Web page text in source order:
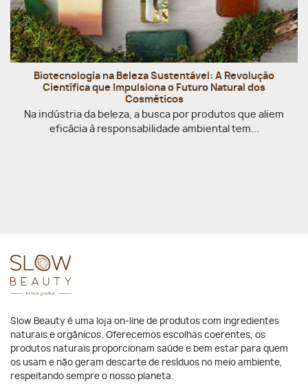
Biotecnologia na Beleza Sustentável: A Revolução
Científica que Impulsiona o Futuro Natural dos
Cosméticos
Na indústria da beleza, a busca por produtos que aliem
eficácia à responsabilidade ambiental tem...
Slow Beauty é uma loja on-line de produtos com ingredientes
naturais e orgânicos. Oferecemos escolhas coerentes, os
produtos naturais proporcionam saúde e bem estar para quem
os usam e não geram descarte de resíduos no meio ambiente,
respeitando sempre o nosso planeta.